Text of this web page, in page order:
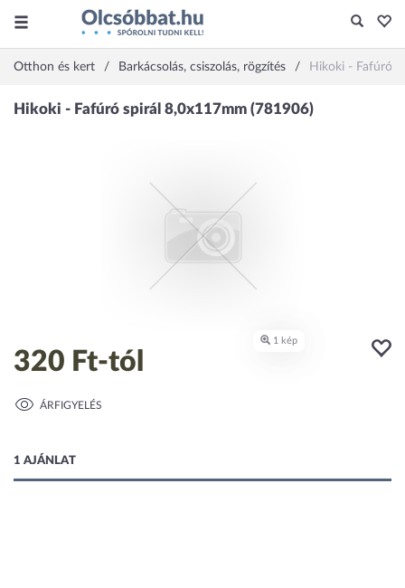
Otthon és kert Barkácsolás, csiszolás, rögzítés Hikoki - Fafúró
320 Ft-tól
ÁRFIGYELÉS
1 AJÁNLAT